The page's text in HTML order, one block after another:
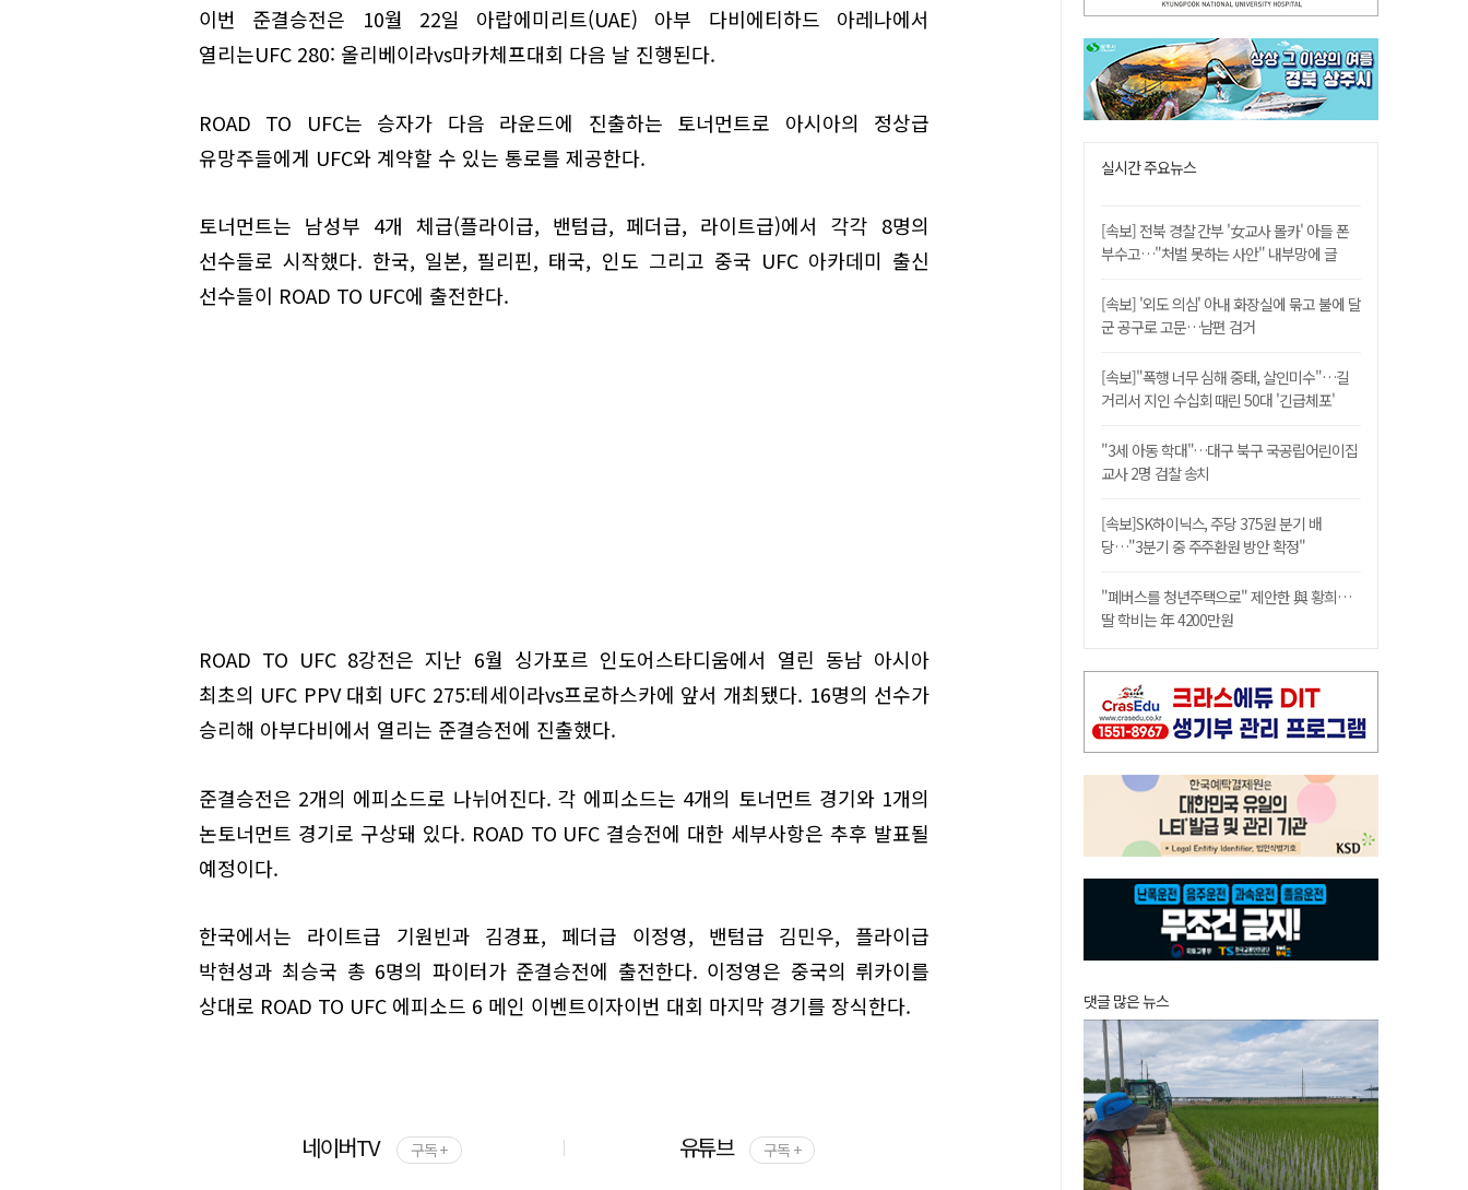
이번 준결승전은 10월 22일 아랍에미리트(UAE) 아부 다비에티하드 아레나에서
열리는UFC 280: 올리베이라vs마카체프대회 다음 날 진행된다.
ROAD TO UFC는 승자가 다음 라운드에 진출하는 토너먼트로 아시아의 정상급
유망주들에게 UFC와 계약할 수 있는 통로를 제공한다.
토너먼트는 남성부 4개 체급(플라이급, 밴텀급, 페더급, 라이트급)에서 각각 8명의
선수들로 시작했다. 한국, 일본, 필리핀, 태국, 인도 그리고 중국 UFC 아카데미 출신
선수들이 ROAD TO UFC에 출전한다.
ROAD TO UFC 8강전은 지난 6월 싱가포르 인도어스타디움에서 열린 동남 아시아
최초의 UFC PPV 대회 UFC 275:테세이라vs프로하스카에 앞서 개최됐다. 16명의 선수가
승리해 아부다비에서 열리는 준결승전에 진출했다.
준결승전은 2개의 에피소드로 나뉘어진다. 각 에피소드는 4개의 토너먼트 경기와 1개의
논토너먼트 경기로 구상돼 있다. ROAD TO UFC 결승전에 대한 세부사항은 추후 발표될
예정이다.
한국에서는 라이트급 기원빈과 김경표, 페더급 이정영, 밴텀급 김민우, 플라이급
박현성과 최승국 총 6명의 파이터가 준결승전에 출전한다. 이정영은 중국의 뤼카이를
상대로 ROAD TO UFC 에피소드 6 메인 이벤트이자이번 대회 마지막 경기를 장식한다.
네이버TV 구독 + 유튜브 구독 +
실시간 주요뉴스
[속보] 전북 경찰 간부 '女교사 몰카' 아들 폰
부수고…"처벌 못하는 사안" 내부망에 글
[속보] '외도 의심' 아내 화장실에 묶고 불에 달
군 공구로 고문…남편 검거
[속보]"폭행 너무 심해 중태, 살인미수"…길
거리서 지인 수십회 때린 50대 '긴급체포'
"3세 아동 학대"…대구 북구 국공립어린이집
교사 2명 검찰 송치
[속보]SK하이닉스, 주당 375원 분기 배
당…"3분기 중 주주환원 방안 확정"
"폐버스를 청년주택으로" 제안한 與 황희…
딸 학비는 年 4200만원
댓글 많은 뉴스